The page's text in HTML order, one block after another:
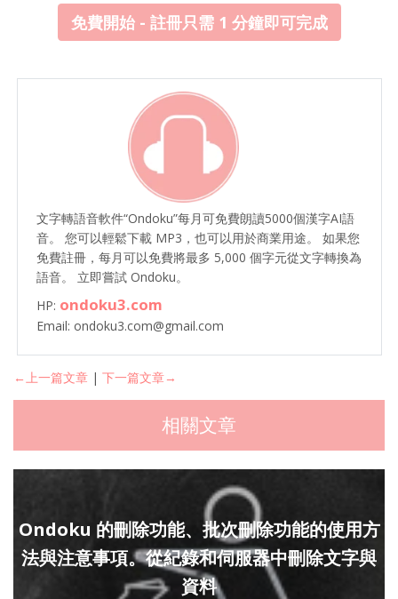
免費開始 - 註冊只需 1 分鐘即可完成
文字轉語音軟件“Ondoku”每月可免費朗讀5000個漢字AI語
音。 您可以輕鬆下載 MP3，也可以用於商業用途。 如果您
免費註冊，每月可以免費將最多 5,000 個字元從文字轉換為
語音。 立即嘗試 Ondoku。
HP: ondoku3.com
Email: ondoku3.com@gmail.com
←上一篇文章 | 下一篇文章→
相關文章
Ondoku 的刪除功能、批次刪除功能的使用方
法與注意事項。從紀錄和伺服器中刪除文字與
資料